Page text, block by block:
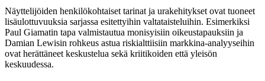
Näyttelijöiden henkilökohtaiset tarinat ja urakehitykset ovat tuoneet
lisäulottuvuuksia sarjassa esitettyihin valtataisteluihin. Esimerkiksi
Paul Giamatin tapa valmistautua monisyisiin oikeustapauksiin ja
Damian Lewisin rohkeus astua riskialttiisiin markkina-analyyseihin
ovat herättäneet keskustelua sekä kriitikoiden että yleisön
keskuudessa.